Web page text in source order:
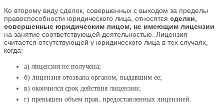
Ко второму виду сделок, совершенных с выходом за пределы
правоспособности юридического лица, относятся сделки,
совершенные юридическим лицом, не имеющим лицензии
на занятие соответствующей деятельностью. Лицензия
считается отсутствующей у юридического лица в тех случаях,
когда:
а) лицензия не получена;
б) лицензия отозвана органом, выдавшим ее;
в) окончился срок действия лицензии;
г) превышен объем прав, предоставленных лицензией.